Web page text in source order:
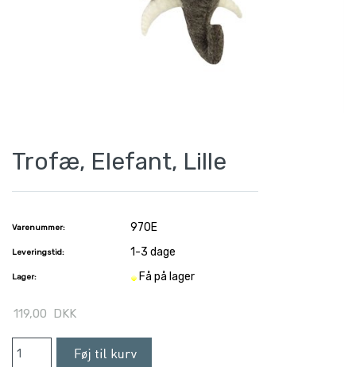
Trofæ, Elefant, Lille
Varenummer: 970E
Leveringstid: 1-3 dage
Lager: Få på lager
119,00 DKK